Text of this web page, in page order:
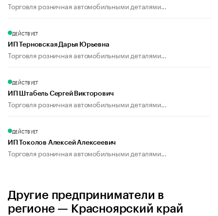
Торговля розничная автомобильными деталями...
ДЕЙСТВУЕТ
ИП Терновская Дарья Юрьевна
Торговля розничная автомобильными деталями...
ДЕЙСТВУЕТ
ИП Штабель Сергей Викторович
Торговля розничная автомобильными деталями...
ДЕЙСТВУЕТ
ИП Токолов Алексей Алексеевич
Торговля розничная автомобильными деталями...
Другие предприниматели в
регионе — Красноярский край